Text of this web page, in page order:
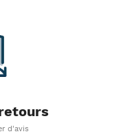
d'avis